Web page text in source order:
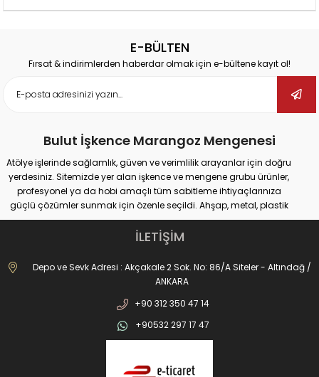
E-BÜLTEN
Fırsat & indirimlerden haberdar olmak için e-bültene kayıt ol!
Bulut İşkence Marangoz Mengenesi
Atölye işlerinde sağlamlık, güven ve verimlilik arayanlar için doğru
yerdesiniz. Sitemizde yer alan işkence ve mengene grubu ürünler,
profesyonel ya da hobi amaçlı tüm sabitleme ihtiyaçlarınıza
güçlü çözümler sunmak için özenle seçildi. Ahşap, metal, plastik
gibi farklı yüzeylerde güvenli tutuş sağlayan ürünlerimiz;
marangozluk, kaynak, delme, montaj ve tamir gibi pek çok alanda
maksimum performans vadediyor.
İster büyük ölçekli sanayi tipi işler yapıyor olun, ister evde basit
onarımlar; doğru işkence ve mengeneyle hem iş güvenliğinizi
işkencelerden matkap mengenelerine, ray işkencelerinden kazancı
işkencesine kadar geniş ürün gamımızda her kullanım alanına
uygun alternatifler bulabilirsiniz. Hızlı açılır kapanır sistemler, kanca
İLETİŞİM
Depo ve Sevk Adresi : Akçakale 2 Sok. No: 86/A Siteler - Altındağ /
ANKARA
+90 312 350 47 14
+90532 297 17 47